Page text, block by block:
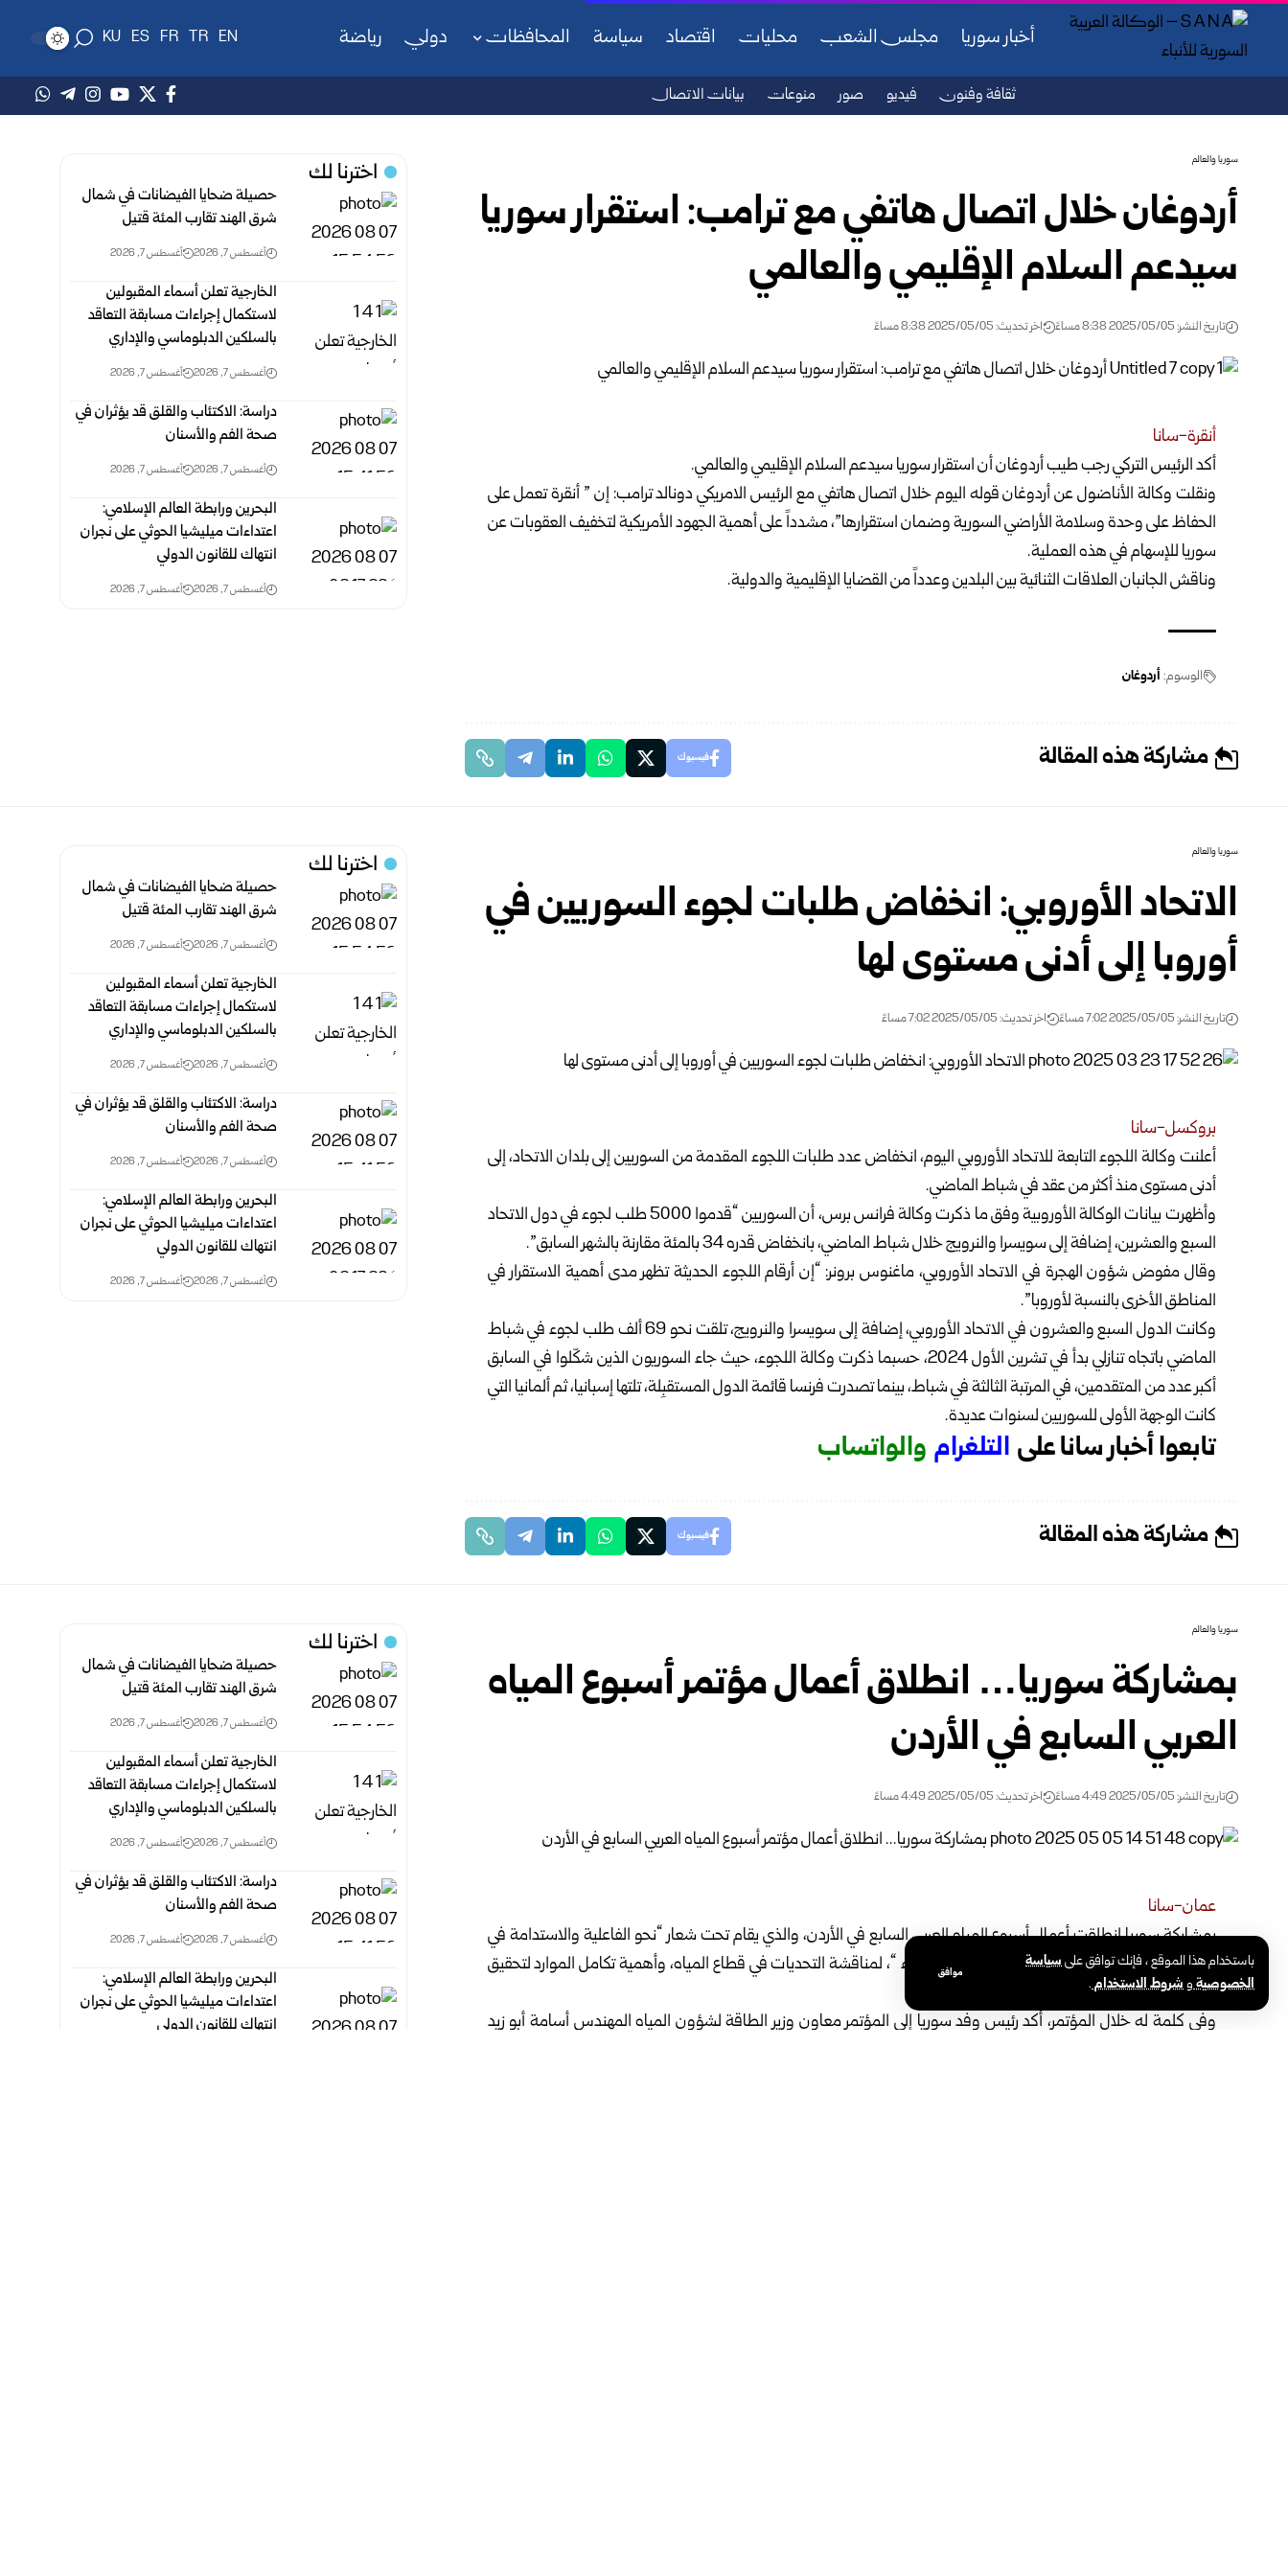
باستخدام هذا الموقع ، فإنك توافق علىسياسة
الخصوصيةوشروط الاستخدام.
موافق
أخبار سوريا مجلس الشعب محليات اقتصاد سياسة المحافظات دولي رياضة EN
TR
FR
ES
KU
ثقافة وفنون فيديو صور منوعات بيانات الاتصال
سوريا والعالم
أردوغان خلال اتصال هاتفي مع ترامب: استقرار سوريا
سيدعم السلام الإقليمي والعالمي
تاريخ النشر: 2025/05/05 8:38 مساءً اخر تحديث: 2025/05/05 8:38 مساءً
أنقرة-سانا
أكد الرئيس التركي رجب طيب أردوغان أن استقرار سوريا سيدعم السلام الإقليمي والعالمي.
ونقلت وكالة الأناضول عن أردوغان قوله اليوم خلال اتصال هاتفي مع الرئيس الامريكي دونالد ترامب: إن ” أنقرة تعمل على
الحفاظ على وحدة وسلامة الأراضي السورية وضمان استقرارها”، مشدداً على أهمية الجهود الأمريكية لتخفيف العقوبات عن
سوريا للإسهام في هذه العملية.
وناقش الجانبان العلاقات الثنائية بين البلدين وعدداً من القضايا الإقليمية والدولية.
الوسوم: أردوغان
مشاركة هذه المقالة فيسبوك
اخترنا لك
حصيلة ضحايا الفيضانات في شمال
شرق الهند تقارب المئة قتيل
أغسطس 7, 2026 أغسطس 7, 2026
الخارجية تعلن أسماء المقبولين
لاستكمال إجراءات مسابقة التعاقد
بالسلكين ‏الدبلوماسي والإداري
أغسطس 7, 2026 أغسطس 7, 2026
دراسة: الاكتئاب والقلق قد يؤثران في
صحة الفم والأسنان
أغسطس 7, 2026 أغسطس 7, 2026
البحرين ورابطة العالم الإسلامي:
اعتداءات ميليشيا الحوثي على نجران
انتهاك‏ للقانون الدولي
أغسطس 7, 2026 أغسطس 7, 2026
سوريا والعالم
الاتحاد الأوروبي: انخفاض طلبات لجوء السوريين في
أوروبا إلى أدنى مستوى لها
تاريخ النشر: 2025/05/05 7:02 مساءً اخر تحديث: 2025/05/05 7:02 مساءً
بروكسل-سانا
أعلنت وكالة اللجوء التابعة للاتحاد الأوروبي اليوم، انخفاض عدد طلباتاللجوء المقدمة من السوريين إلى بلدان الاتحاد، إلى
أدنى مستوى منذ أكثر من عقد في شباط الماضي.
وأظهرت بيانات الوكالة الأوروبية وفق ما ذكرت وكالة فرانس برس، أن السوريين “قدموا 5000 طلب لجوء في دول الاتحاد
السبع والعشرين، إضافة إلى سويسرا والنرويج خلال شباط الماضي، بانخفاض قدره 34 بالمئة مقارنة بالشهر السابق”.
وقال مفوض شؤون الهجرة في الاتحاد الأوروبي، ماغنوس برونر: “إن أرقام اللجوء الحديثة تظهر مدى أهمية الاستقرار في
المناطق الأخرى بالنسبة لأوروبا”.
وكانت الدول السبع والعشرون في الاتحاد الأوروبي، إضافة إلى سويسرا والنرويج، تلقت نحو 69 ألف طلب لجوء في شباط
الماضي باتجاه تنازلي بدأ في تشرين الأول 2024، حسبما ذكرت وكالة اللجوء، حيث جاء السوريون الذين شكّلوا في السابق
أكبر عدد من المتقدمين، في المرتبة الثالثة في شباط، بينما تصدرت فرنسا قائمة الدول المستقبِلة، تلتها إسبانيا، ثم ألمانيا التي
كانت الوجهة الأولى للسوريين لسنوات عديدة.
تابعوا أخبار سانا على التلغرام والواتساب
مشاركة هذه المقالة فيسبوك
اخترنا لك
حصيلة ضحايا الفيضانات في شمال
شرق الهند تقارب المئة قتيل
أغسطس 7, 2026 أغسطس 7, 2026
الخارجية تعلن أسماء المقبولين
لاستكمال إجراءات مسابقة التعاقد
بالسلكين ‏الدبلوماسي والإداري
أغسطس 7, 2026 أغسطس 7, 2026
دراسة: الاكتئاب والقلق قد يؤثران في
صحة الفم والأسنان
أغسطس 7, 2026 أغسطس 7, 2026
البحرين ورابطة العالم الإسلامي:
اعتداءات ميليشيا الحوثي على نجران
انتهاك‏ للقانون الدولي
أغسطس 7, 2026 أغسطس 7, 2026
سوريا والعالم
بمشاركة سوريا… انطلاق أعمال مؤتمر أسبوع المياه
العربي السابع في الأردن
تاريخ النشر: 2025/05/05 4:49 مساءً اخر تحديث: 2025/05/05 4:49 مساءً
عمان-سانا
بمشاركة سوريا انطلقت أعمال أسبوع المياه العربي السابع في الأردن، والذي يقام تحت شعار “نحو الفاعلية والاستدامة في
المرافق من خلال ترابط المياه، الطاقة، البيئة والغذاء “، لمناقشة التحديات في قطاع المياه، وأهمية تكامل الموارد لتحقيق
الأمن المائي.
وفي كلمة له خلال المؤتمر، أكد رئيس وفد سوريا إلى المؤتمر معاون وزير الطاقة لشؤون المياه المهندس أسامة أبو زيد
اخترنا لك
حصيلة ضحايا الفيضانات في شمال
شرق الهند تقارب المئة قتيل
أغسطس 7, 2026 أغسطس 7, 2026
الخارجية تعلن أسماء المقبولين
لاستكمال إجراءات مسابقة التعاقد
بالسلكين ‏الدبلوماسي والإداري
أغسطس 7, 2026 أغسطس 7, 2026
دراسة: الاكتئاب والقلق قد يؤثران في
صحة الفم والأسنان
أغسطس 7, 2026 أغسطس 7, 2026
البحرين ورابطة العالم الإسلامي:
اعتداءات ميليشيا الحوثي على نجران
انتهاك‏ للقانون الدولي